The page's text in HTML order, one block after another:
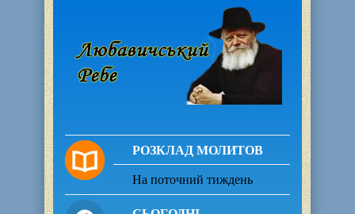
РОЗКЛАД МОЛИТОВ
На поточний тиждень